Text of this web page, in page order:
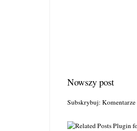
Nowszy post
Subskrybuj: